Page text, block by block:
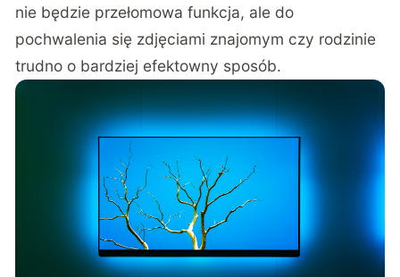
nie będzie przełomowa funkcja, ale do
pochwalenia się zdjęciami znajomym czy rodzinie
trudno o bardziej efektowny sposób.